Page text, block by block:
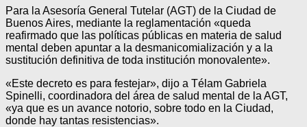
Para la Asesoría General Tutelar (AGT) de la Ciudad de
Buenos Aires, mediante la reglamentación «queda
reafirmado que las políticas públicas en materia de salud
mental deben apuntar a la desmanicomialización y a la
sustitución definitiva de toda institución monovalente».
«Este decreto es para festejar», dijo a Télam Gabriela
Spinelli, coordinadora del área de salud mental de la AGT,
«ya que es un avance notorio, sobre todo en la Ciudad,
donde hay tantas resistencias».